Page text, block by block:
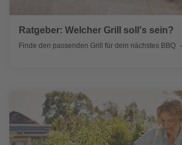
Ratgeber: Welcher Grill soll's sein?
Finde den passenden Grill für dein nächstes BBQ